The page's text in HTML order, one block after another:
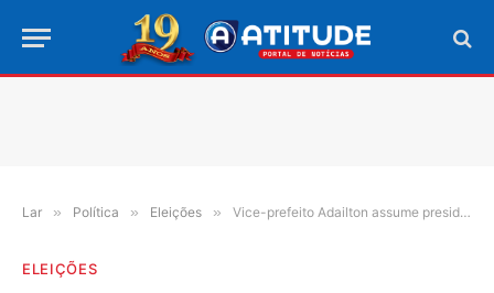
Lar » Política » Eleições » Vice-prefeito Adailton assume presidência do PL e vereadora Leda assume como vice em Gurupi
ELEIÇÕES